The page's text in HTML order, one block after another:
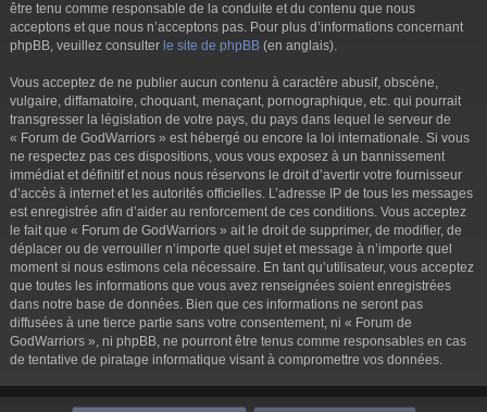
être tenu comme responsable de la conduite et du contenu que nous
acceptons et que nous n’acceptons pas. Pour plus d’informations concernant
phpBB, veuillez consulter le site de phpBB (en anglais).
Vous acceptez de ne publier aucun contenu à caractère abusif, obscène,
vulgaire, diffamatoire, choquant, menaçant, pornographique, etc. qui pourrait
transgresser la législation de votre pays, du pays dans lequel le serveur de
« Forum de GodWarriors » est hébergé ou encore la loi internationale. Si vous
ne respectez pas ces dispositions, vous vous exposez à un bannissement
immédiat et définitif et nous nous réservons le droit d’avertir votre fournisseur
d’accès à internet et les autorités officielles. L’adresse IP de tous les messages
est enregistrée afin d’aider au renforcement de ces conditions. Vous acceptez
le fait que « Forum de GodWarriors » ait le droit de supprimer, de modifier, de
déplacer ou de verrouiller n’importe quel sujet et message à n’importe quel
moment si nous estimons cela nécessaire. En tant qu’utilisateur, vous acceptez
que toutes les informations que vous avez renseignées soient enregistrées
dans notre base de données. Bien que ces informations ne seront pas
diffusées à une tierce partie sans votre consentement, ni « Forum de
GodWarriors », ni phpBB, ne pourront être tenus comme responsables en cas
de tentative de piratage informatique visant à compromettre vos données.